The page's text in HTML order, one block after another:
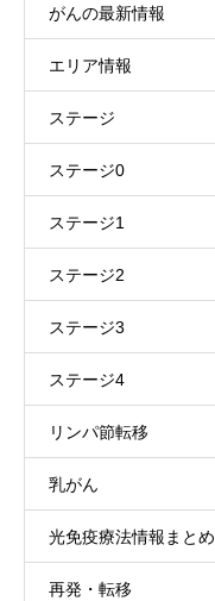
がんの最新情報
エリア情報
ステージ
ステージ0
ステージ1
ステージ2
ステージ3
ステージ4
リンパ節転移
乳がん
光免疫療法情報まとめ
再発・転移